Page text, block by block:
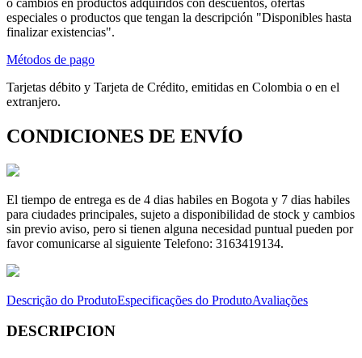
especiales o productos que tengan la descripción "Disponibles hasta
finalizar existencias".
Métodos de pago
Tarjetas débito y Tarjeta de Crédito, emitidas en Colombia o en el
extranjero.
CONDICIONES DE ENVÍO
El tiempo de entrega es de 4 dias habiles en Bogota y 7 dias habiles
para ciudades principales, sujeto a disponibilidad de stock y cambios
sin previo aviso, pero si tienen alguna necesidad puntual pueden por
favor comunicarse al siguiente Telefono: 3163419134.
Descrição do ProdutoEspecificações do ProdutoAvaliações
DESCRIPCION